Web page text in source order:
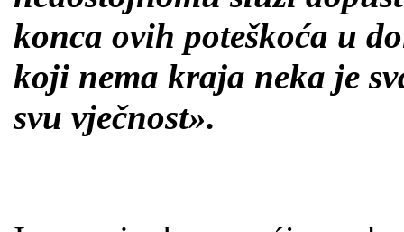
konca ovih poteškoća u
koji nema kraja neka je
svu vječnost».